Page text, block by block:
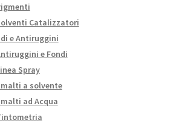
Catalizzatori
e Antiruggini
e Fondi
Spray
a solvente
ad Acqua